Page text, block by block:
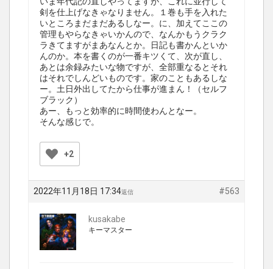
剣を仕上げなきゃなりません。１巻も手を入れた
いところまだまだあるしなー。に、加えてここの
管理もやらなきゃいかんので、なんかもうクラク
ラきてますがまあなんとか。日記も書かんといか
んのか。本を書くのが一番キツくて、次が直し、
あとは余録みたいな物ですが、全部重なるとそれ
はそれでしんどいものです。家のこともあるしな
ー。土日外出してたから仕事が進まん！（セルフ
ブラック）
あー、もっと効率的に時間使わんとなー。
そんな感じで。
+2
2022年11月18日 17:34 #563
返信
kusakabe
キーマスター